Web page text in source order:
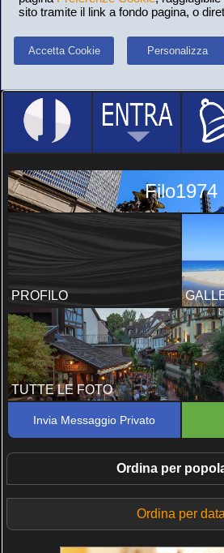
sito tramite il link a fondo pagina, o
Accetta Cookie Personalizza
Filo1974
PROFILO
TUTTE LE FOTO
Invia Messaggio Privato
Ordina per
Ordina per data